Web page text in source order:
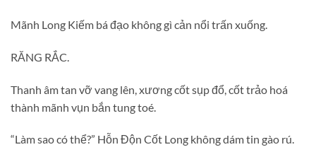
Mãnh Long Kiếm bá đạo không gì cản nổi trấn xuống.
RĂNG RẮC.
Thanh âm tan vỡ vang lên, xương cốt sụp đổ, cốt trảo hoá
thành mãnh vụn bắn tung toé.
“Làm sao có thể?” Hỗn Độn Cốt Long không dám tin gào rú.